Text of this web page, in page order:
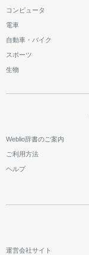
コンピュータ
電車
自動車・バイク
スポーツ
生物
Weblio辞書のご案内
ご利用方法
ヘルプ
運営会社サイト